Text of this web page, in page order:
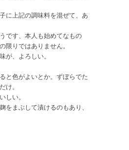
に上記の調味料を混ぜて、あ
です、本人も始めてなもの
限りではありません。
が、よろしい。
と色がよいとか。ずぼらでた
け。
しい。
をまぶして漬けるのもあり、